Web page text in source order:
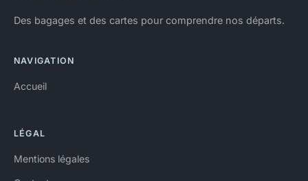
Des bagages et des cartes pour comprendre nos départs.
NAVIGATION
Accueil
LÉGAL
Mentions légales